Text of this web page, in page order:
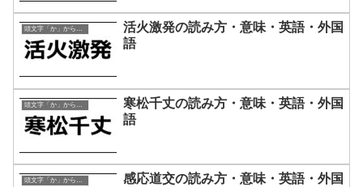
頭文字「か」から始まる四字熟語
活火激発の読み方・意味・英語・外国
語
寒松千丈の読み方・意味・英語・外国
語
頭文字「か」から始まる四字熟語
感応道交の読み方・意味・英語・外国